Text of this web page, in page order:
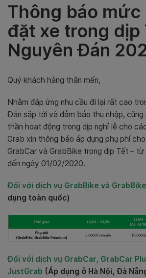
Thông báo mức
đặt xe trong dịp
Nguyên Đán
Quý khách hàng thân mến,
Nhằm đáp ứng nhu cầu đi lại rất cao
Đán sắp tới và đảm bảo thu nhập, cũng
thần hoạt động trong dịp nghỉ lễ cho
Grab xin thông báo áp dụng phụ phí
GrabCar và GrabBike trong dịp Tết –
đến ngày 01/02/2020.
Đối với dịch vụ GrabBike và
dụng toàn quốc)
Đối với dịch vụ GrabCar, GrabCar
JustGrab (Áp dụng ở Hà Nội, Đà